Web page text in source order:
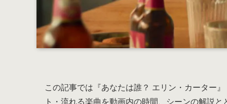
この記事では『あなたは誰？ エリン・カーター
ト・流れる楽曲を動画内の時間、シーンの解説